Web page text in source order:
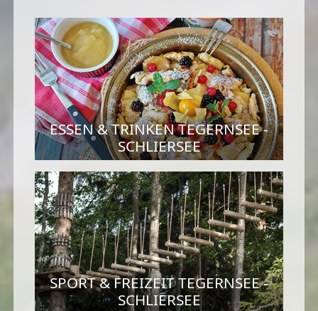
ESSEN & TRINKEN TEGERNSEE -
SCHLIERSEE
SPORT & FREIZEIT TEGERNSEE -
SCHLIERSEE